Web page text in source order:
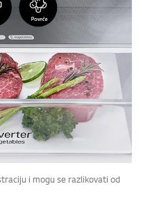
i mogu se razlikovati od